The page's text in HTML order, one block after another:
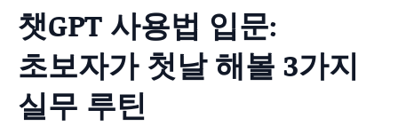
챗GPT 사용법 입문:
초보자가 첫날 해볼 3가지
실무 루틴